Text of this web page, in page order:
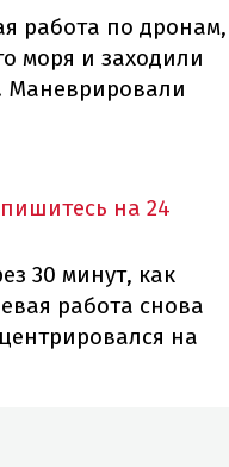
работа по дронам,
моря и заходили
Маневрировали
на 24
30 минут, как
работа снова
на